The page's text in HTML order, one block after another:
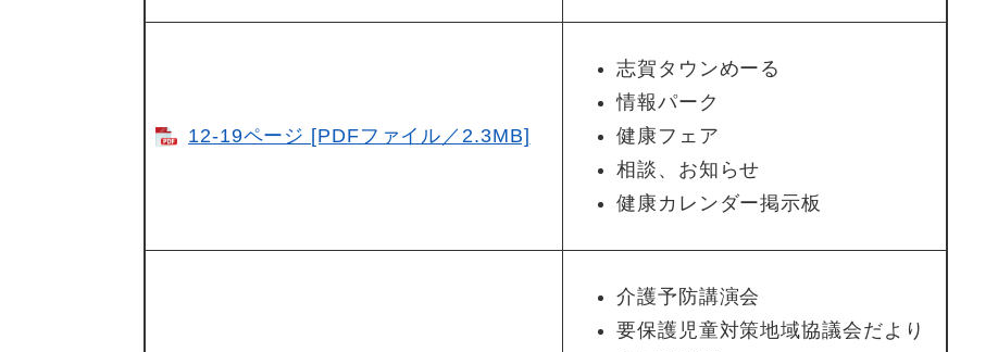
12-19ページ [PDFファイル／2.3MB]
志賀タウンめーる
情報パーク
健康フェア
相談、お知らせ
健康カレンダー掲示板
介護予防講演会
要保護児童対策地域協議会だより